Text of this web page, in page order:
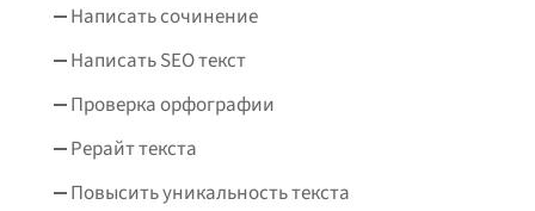
Написать сочинение
Написать SEO текст
Проверка орфографии
Рерайт текста
Повысить уникальность текста